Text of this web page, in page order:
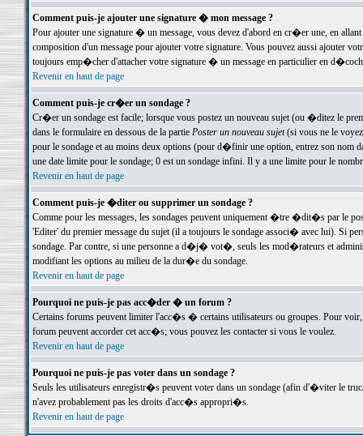
Comment puis-je ajouter une signature � mon message ?
Pour ajouter une signature � un message, vous devez d'abord en cr�er une, en
composition d'un message pour ajouter votre signature. Vous pouvez aussi ajouter
toujours emp�cher d'attacher votre signature � un message en particulier en
Revenir en haut de page
Comment puis-je cr�er un sondage ?
Cr�er un sondage est facile; lorsque vous postez un nouveau sujet (ou �ditez le
dans le formulaire en dessous de la partie Poster un nouveau sujet(si vous ne le voyez
pour le sondage et au moins deux options (pour d�finir une option, entrez son nom
une date limite pour le sondage; 0 est un sondage infini. Il y a une limite pour le
Revenir en haut de page
Comment puis-je �diter ou supprimer un sondage ?
Comme pour les messages, les sondages peuvent uniquement �tre �dit�s par le
'Editer' du premier message du sujet (il a toujours le sondage associ� avec lui). Si
sondage. Par contre, si une personne a d�j� vot�, seuls les mod�rateurs et
modifiant les options au milieu de la dur�e du sondage.
Revenir en haut de page
Pourquoi ne puis-je pas acc�der � un forum ?
Certains forums peuvent limiter l'acc�s � certains utilisateurs ou groupes. Pour
forum peuvent accorder cet acc�s; vous pouvez les contacter si vous le voulez.
Revenir en haut de page
Pourquoi ne puis-je pas voter dans un sondage ?
Seuls les utilisateurs enregistr�s peuvent voter dans un sondage (afin d'�viter le
n'avez probablement pas les droits d'acc�s appropri�s.
Revenir en haut de page